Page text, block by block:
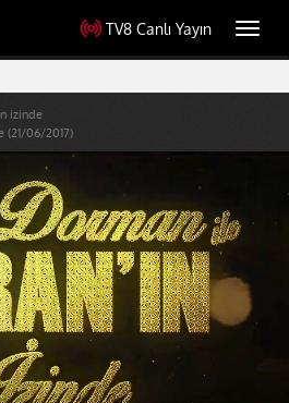
TV8 Canlı Yayın
izinde
(21/06/2017)